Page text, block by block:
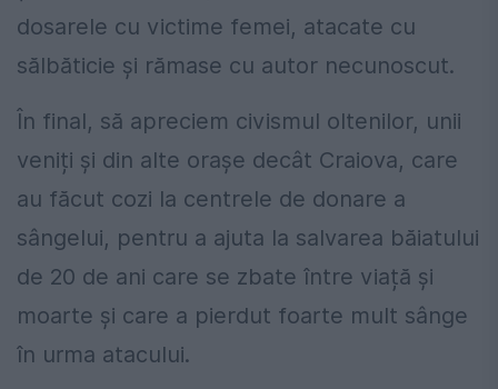
dosarele cu victime femei, atacate cu
sălbăticie și rămase cu autor necunoscut.
În final, să apreciem civismul oltenilor, unii
veniți și din alte orașe decât Craiova, care
au făcut cozi la centrele de donare a
sângelui, pentru a ajuta la salvarea băiatului
de 20 de ani care se zbate între viață și
moarte și care a pierdut foarte mult sânge
în urma atacului.